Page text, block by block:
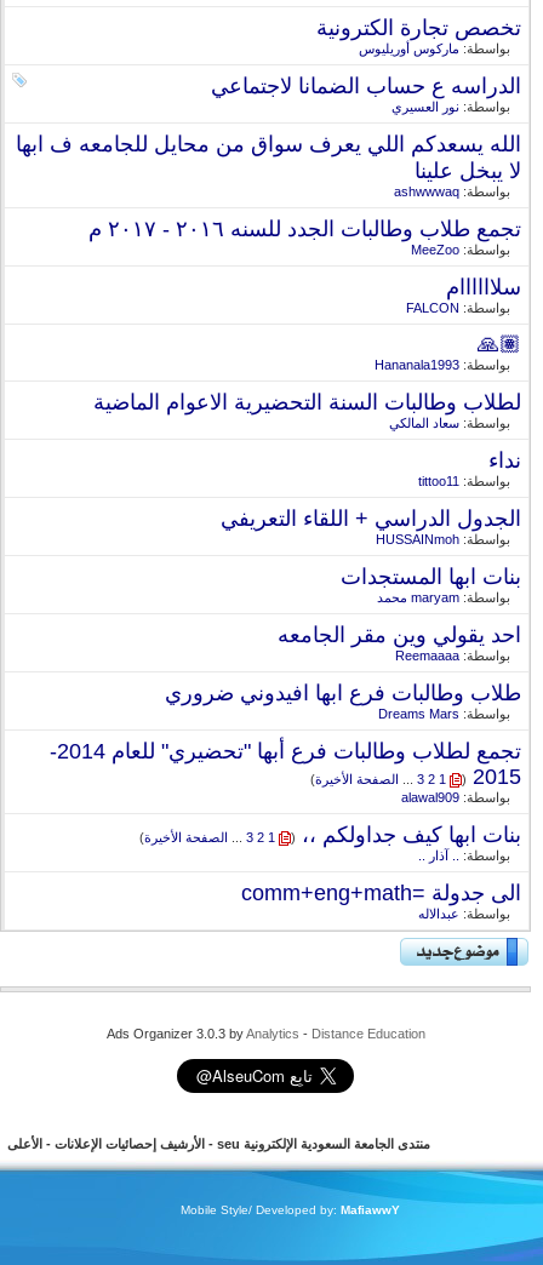
تخصص تجارة الكترونية
بواسطة:ماركوس أوريليوس
الدراسه ع حساب الضمانا لاجتماعي
بواسطة:نور العسيري
الله يسعدكم اللي يعرف سواق من محايل للجامعه ف ابها
لا يبخل علينا
بواسطة:ashwwwaq
تجمع طلاب وطالبات الجدد للسنه ٢٠١٦ - ٢٠١٧ م
بواسطة:MeeZoo
سلاااااام
بواسطة:FALCON
🙏🏽
بواسطة:Hananala1993
لطلاب وطالبات السنة التحضيرية الاعوام الماضية
بواسطة:سعاد المالكي
نداء
بواسطة:tittoo11
الجدول الدراسي + اللقاء التعريفي
بواسطة:HUSSAINmoh
بنات ابها المستجدات
بواسطة:maryam محمد
احد يقولي وين مقر الجامعه
بواسطة:Reemaaaa
طلاب وطالبات فرع ابها افيدوني ضروري
بواسطة:Dreams Mars
تجمع لطلاب وطالبات فرع أبها "تحضيري" للعام 2014-
2015
‏
(
1
2
3
... الصفحة الأخيرة)
بواسطة:alawal909
بنات ابها كيف جداولكم ،،‏
(
1
2
3
... الصفحة الأخيرة)
بواسطة:.. آذار ..
الى جدولة =comm+eng+math
بواسطة:عبدالاله
Ads Organizer 3.0.3 byAnalytics -Distance Education
منتدى الجامعة السعودية الإلكترونية seu - الأرشيف إحصائيات الإعلانات- الأعلى
Mobile Style/ Developed by:MafiawwY